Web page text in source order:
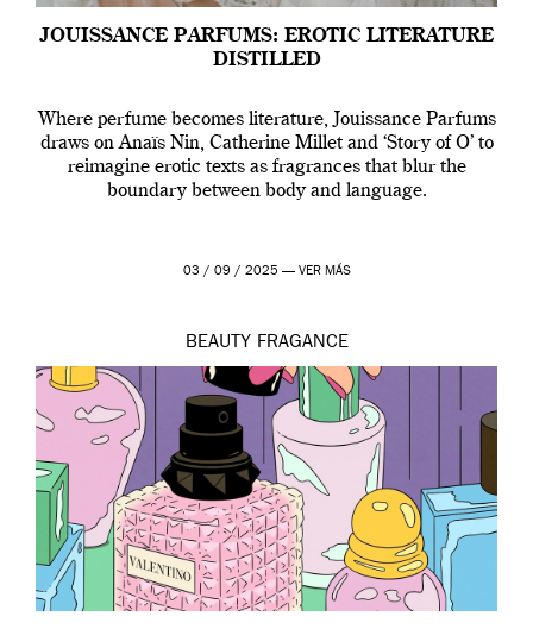
JOUISSANCE PARFUMS: EROTIC LITERATURE
DISTILLED
Where perfume becomes literature, Jouissance Parfums
draws on Anaïs Nin, Catherine Millet and ‘Story of O’ to
reimagine erotic texts as fragrances that blur the
boundary between body and language.
03 / 09 / 2025 — VER MÁS
BEAUTY FRAGANCE